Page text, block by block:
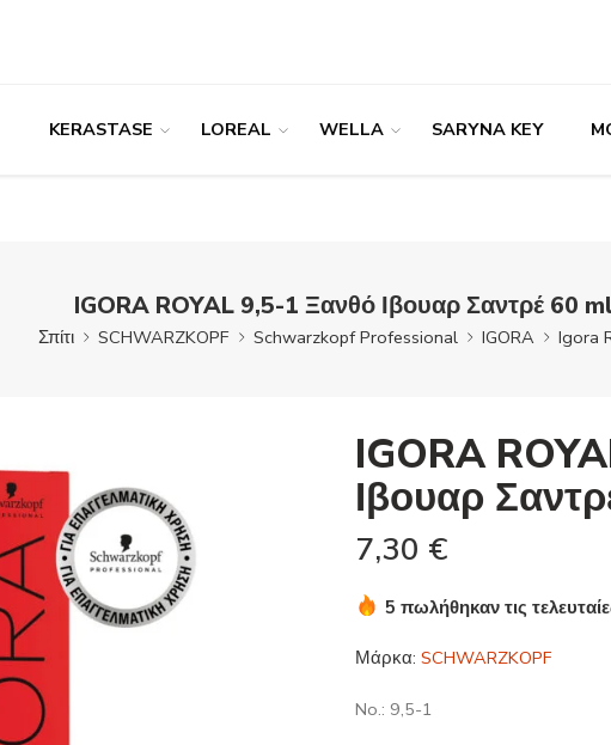
KERASTASE LOREAL WELLA SARYNA KEY
IGORA ROYAL 9,5-1 Ξανθό Ιβουαρ Σαντρέ 60 ml
Σπίτι SCHWARZKOPF Schwarzkopf Professional IGORA Igora
IGORA
Ιβουαρ
7,30 €
5 πωλήθηκαν τις
Μάρκα: SCHWARZKOPF
No.: 9,5-1